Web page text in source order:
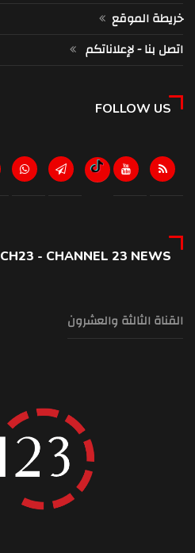
خريطة الموقع
اتصل بنا - لإعلاناتكم
FOLLOW US
CH23 - CHANNEL 23 NEWS
القناة الثالثة والعشرون